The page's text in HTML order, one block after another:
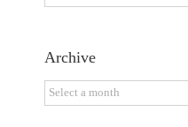
Archive
Archive